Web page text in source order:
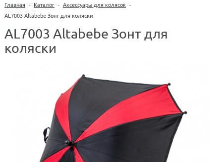
Главная - Каталог - Аксессуары для колясок -
AL7003 Altabebe Зонт для коляски
AL7003 Altabebe Зонт для
коляски